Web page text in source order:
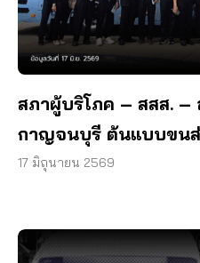
สภาผู้บริโภค – สสส. –
กาญจนบุรี ต้นแบบขนส่
17 มิถุนายน 2569